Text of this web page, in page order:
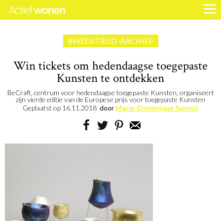
#WEDSTRIJD-ARCHIEF
Win tickets om hedendaagse toegepaste
Kunsten te ontdekken
BeCraft, centrum voor hedendaagse toegepaste Kunsten, organiseert
zijn vierde editie van de Europese prijs voor toegepaste Kunsten
Geplaatst op 16.11.2018 door Marie-Dominique Spinoit